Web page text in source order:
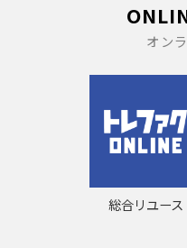
オン
総合リユース